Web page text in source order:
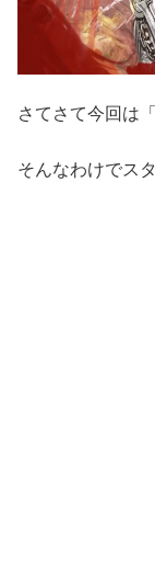
さてさて今回は
そんなわけでス